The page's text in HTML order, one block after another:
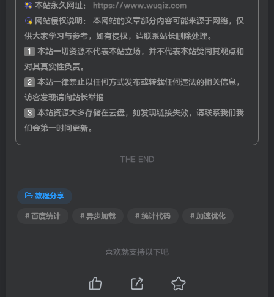
本站永久网址：
https://www.wuqiz.com
网站侵权说明：
本网站的文章部分内容可能来源于网络，仅
供大家学习与参考，如有侵权，请联系站长删除处理。
1
本站一切资源不代表本站立场，并不代表本站赞同其观点和
对其真实性负责。
2
本站一律禁止以任何方式发布或转载任何违法的相关信息，
访客发现请向站长举报
3
本站资源大多存储在云盘，如发现链接失效，请联系我们我
们会第一时间更新。
THE END
教程分享
# 百度统计 # 异步加载 # 统计代码 # 加速优化
喜欢就支持以下吧